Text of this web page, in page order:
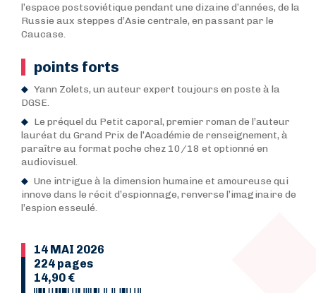
l’espace postsoviétique pendant une dizaine d’années, de la
Russie aux steppes d’Asie centrale, en passant par le
Caucase.
points forts
Yann Zolets, un auteur expert toujours en poste à la
DGSE.
Le préquel du Petit caporal, premier roman de l’auteur
lauréat du Grand Prix de l’Académie de renseignement, à
paraître au format poche chez 10/18 et optionné en
audiovisuel.
Une intrigue à la dimension humaine et amoureuse qui
innove dans le récit d’espionnage, renverse l’imaginaire de
l’espion esseulé.
14 MAI 2026
224 pages
14,90 €